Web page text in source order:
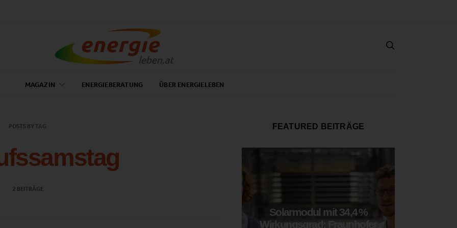
MAGAZIN ENERGIEBERATUNG ÜBER ENERGIELEBEN
POSTS BY TAG
2 BEITRÄGE
FEATURED BEITRÄGE
Solarmodul mit 34,4 %
Wirkungsgrad: Fraunhofer